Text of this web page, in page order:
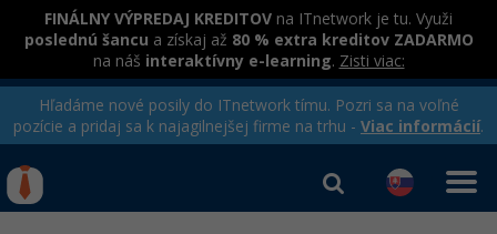
FINÁLNY VÝPREDAJ KREDITOV na ITnetwork je tu. Využi
poslednú šancu a získaj až 80 % extra kreditov ZADARMO
na náš interaktívny e-learning. Zisti viac:
Hľadáme nové posily do ITnetwork tímu. Pozri sa na voľné
pozície a pridaj sa k najagilnejšej firme na trhu - Viac informácií.